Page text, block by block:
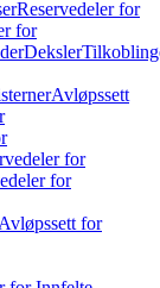
Reservedeler for
for
Deksler
Avløpssett
for
for
for